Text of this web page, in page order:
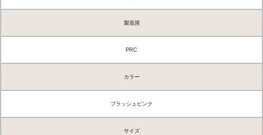
製造国
PRC
カラー
ブラッシュピンク
サイズ